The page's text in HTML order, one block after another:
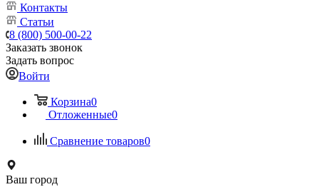
Контакты
Статьи
8 (800) 500-00-22
Заказать звонок
Задать вопрос
Войти
Корзина0
Отложенные0
Сравнение товаров0
Ваш город